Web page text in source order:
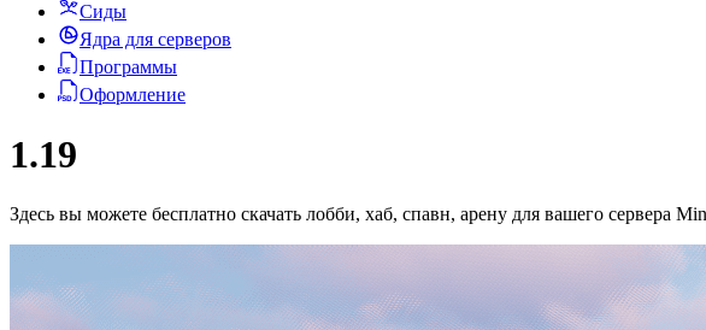
Сиды
Ядра для серверов
Программы
Оформление
1.19
Здесь вы можете бесплатно скачать лобби, хаб, спавн, арену для вашего